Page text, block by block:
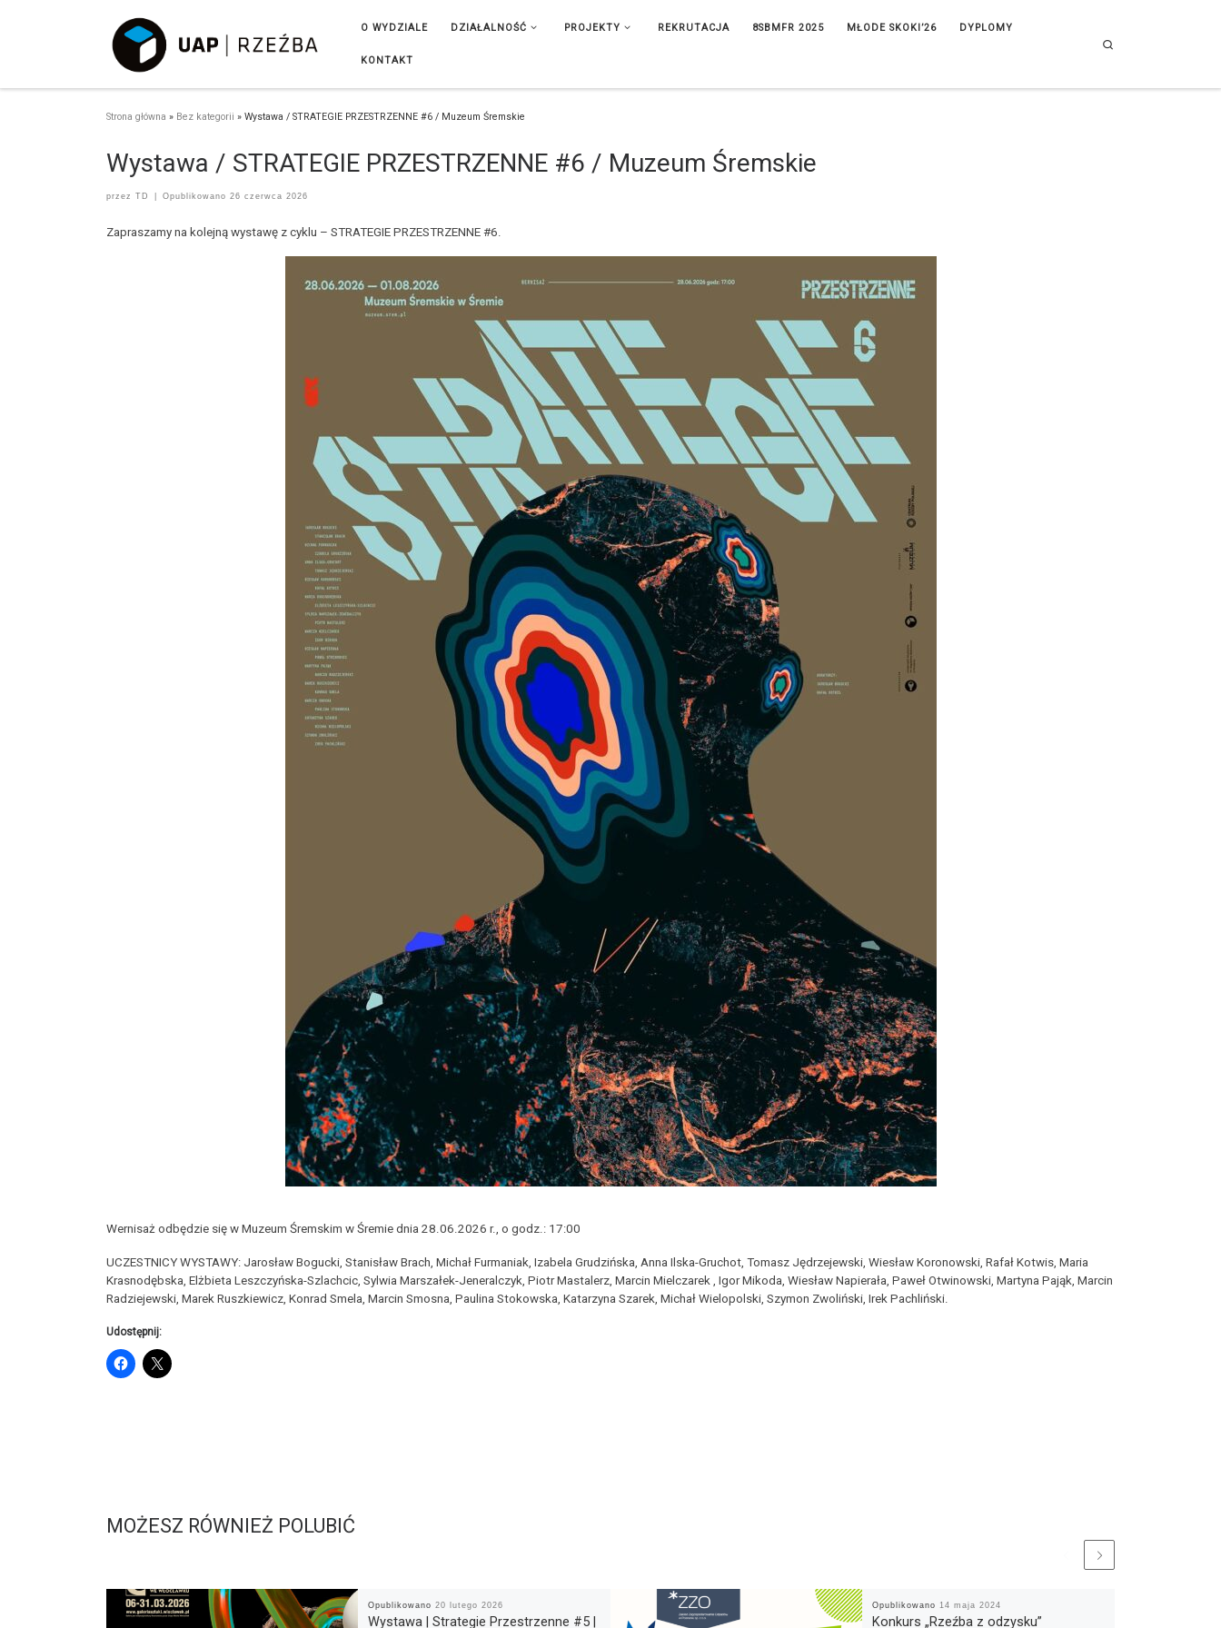
O WYDZIALE DZIAŁALNOŚĆ PROJEKTY REKRUTACJA 8SBMFR 2025 MŁODE SKOKI’26 DYPLOMY
KONTAKT
Strona główna » Bez kategorii » Wystawa / STRATEGIE PRZESTRZENNE #6 / Muzeum Śremskie
Wystawa / STRATEGIE PRZESTRZENNE #6 / Muzeum Śremskie
przez TD Opublikowano 26 czerwca 2026
Zapraszamy na kolejną wystawę z cyklu – STRATEGIE PRZESTRZENNE #6.
Wernisaż odbędzie się w Muzeum Śremskim w Śremie dnia 28.06.2026 r., o godz.: 17:00
UCZESTNICY WYSTAWY: Jarosław Bogucki, Stanisław Brach, Michał Furmaniak, Izabela Grudzińska, Anna Ilska-Gruchot, Tomasz Jędrzejewski, Wiesław Koronowski, Rafał Kotwis, Maria
Krasnodębska, Elżbieta Leszczyńska-Szlachcic, Sylwia Marszałek-Jeneralczyk, Piotr Mastalerz, Marcin Mielczarek , Igor Mikoda, Wiesław Napierała, Paweł Otwinowski, Martyna Pająk, Marcin
Radziejewski, Marek Ruszkiewicz, Konrad Smela, Marcin Smosna, Paulina Stokowska, Katarzyna Szarek, Michał Wielopolski, Szymon Zwoliński, Irek Pachliński.
Udostępnij:
MOŻESZ RÓWNIEŻ POLUBIĆ
Opublikowano 20 lutego 2026
Wystawa | Strategie Przestrzenne #5 |
Opublikowano 14 maja 2024
Konkurs „Rzeźba z odzysku”